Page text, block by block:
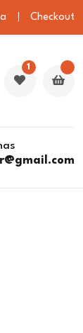
Checkout
1